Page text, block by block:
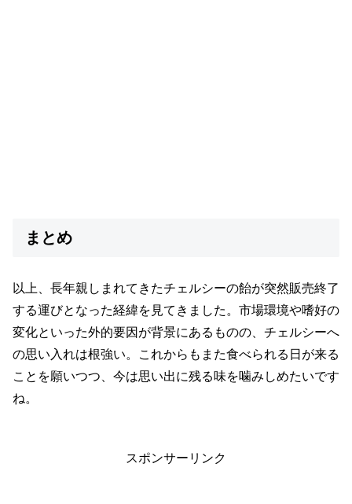
まとめ
以上、長年親しまれてきたチェルシーの飴が突然販売終了
する運びとなった経緯を見てきました。市場環境や嗜好の
変化といった外的要因が背景にあるものの、チェルシーへ
の思い入れは根強い。これからもまた食べられる日が来る
ことを願いつつ、今は思い出に残る味を噛みしめたいです
ね。
スポンサーリンク